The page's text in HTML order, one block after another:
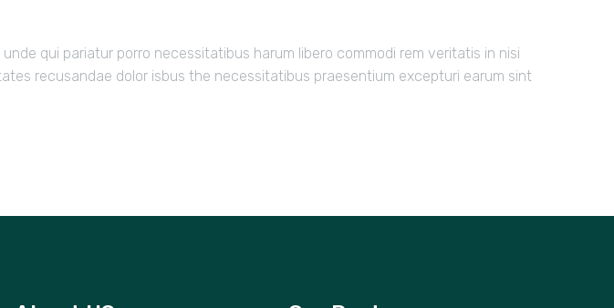
qui pariatur porro necessitatibus harum libero commodi rem veritatis in nisi
recusandae dolor isbus the necessitatibus praesentium excepturi earum sint